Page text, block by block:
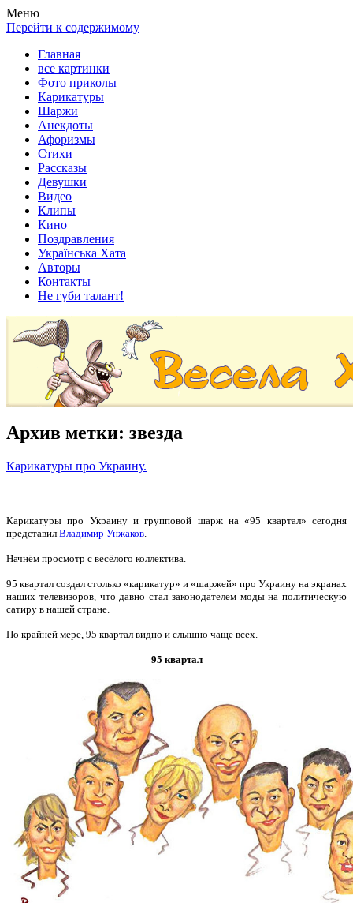
Весела хата — прикольные картинки, смешные истории,
клипы!
Покажем всем ваши фото приколы, карикатуры, шаржи, стихи,
рассказы, видео и песни!
Меню
Перейти к содержимому
Главная
все картинки
Фото приколы
Карикатуры
Шаржи
Анекдоты
Афоризмы
Стихи
Рассказы
Девушки
Видео
Клипы
Кино
Поздравления
Українська Хата
Авторы
Контакты
Не губи талант!
Архив метки: звезда
Карикатуры про Украину.
Карикатуры про Украину и групповой шарж на «95 квартал» сегодня
представил Владимир Унжаков.
Начнём просмотр с весёлого коллектива.
95 квартал создал столько «карикатур» и «шаржей» про Украину на экранах
наших телевизоров, что давно стал законодателем моды на политическую
сатиру в нашей стране.
По крайней мере, 95 квартал видно и слышно чаще всех.
95 квартал